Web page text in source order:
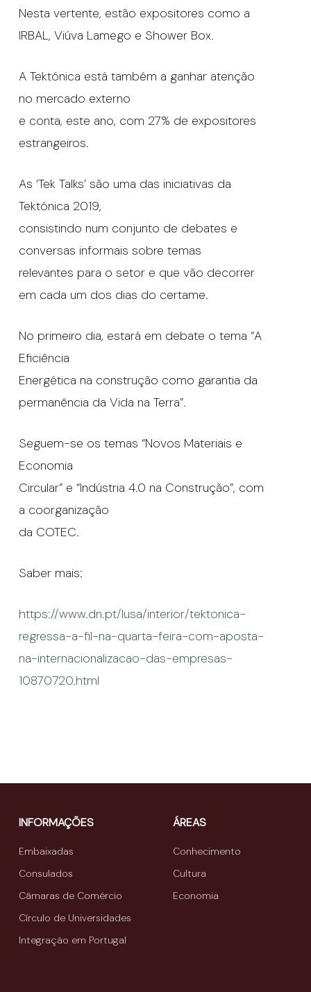
Nesta vertente, estão expositores como a
IRBAL, Viúva Lamego e Shower Box.
A Tektónica está também a ganhar atenção
no mercado externo
e conta, este ano, com 27% de expositores
estrangeiros.
As ‘Tek Talks’ são uma das iniciativas da
Tektónica 2019,
consistindo num conjunto de debates e
conversas informais sobre temas
relevantes para o setor e que vão decorrer
em cada um dos dias do certame.
No primeiro dia, estará em debate o tema “A
Eficiência
Energética na construção como garantia da
permanência da Vida na Terra”.
Seguem-se os temas “Novos Materiais e
Economia
Circular” e “Indústria 4.0 na Construção”, com
a coorganização
da COTEC.
Saber mais:
https://www.dn.pt/lusa/interior/tektonica-
regressa-a-fil-na-quarta-feira-com-aposta-
na-internacionalizacao-das-empresas-
10870720.html
INFORMAÇÕES
Embaixadas
Consulados
Câmaras de Comércio
Círculo de Universidades
Integração em Portugal
ÁREAS
Conhecimento
Cultura
Economia